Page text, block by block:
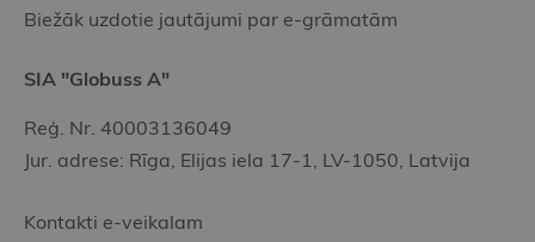
Biežāk uzdotie jautājumi par e-grāmatām
SIA "Globuss A"
Reģ. Nr. 40003136049
Jur. adrese: Rīga, Elijas iela 17-1, LV-1050, Latvija
Kontakti e-veikalam